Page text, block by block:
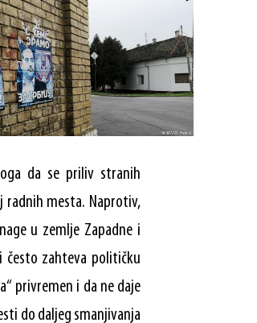
da se priliv stranih
mesta. Naprotiv,
u zemlje Zapadne i
često zahteva političku
privremen i da ne daje
do daljeg smanjivanja